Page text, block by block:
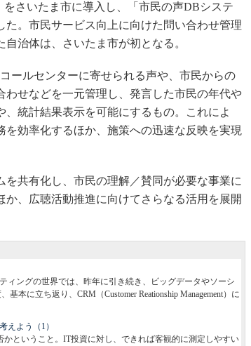
をさいたま市に導入し、「市民の声DBシステ
た。市民サービス向上に向けた問い合わせ管理
治体は、さいたま市が初となる。
ールセンターに寄せられる声や、市民からの
わせなどを一元管理し、発言した市民の年代や
統計結果表示を可能にするもの。これによ
効率化するほか、施策への迅速な反映を実現
共有化し、市民の理解／賛同が必要な事業に
、広聴活動推進に向けてさらなる活用を展開
ィングの世界では、昨年に引き続き、ビッグデータやソーシ
本に立ち返り、CRM（Customer Reationship Management）に
えよう（1）
かということ。IT投資に対し、できれば客観的に測定しやすい